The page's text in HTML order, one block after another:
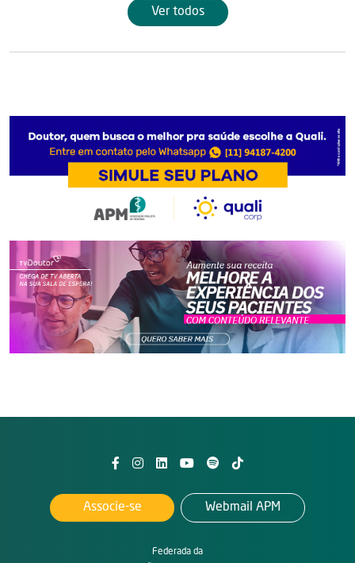
Ver todos
Federada da
Associe-se Webmail APM